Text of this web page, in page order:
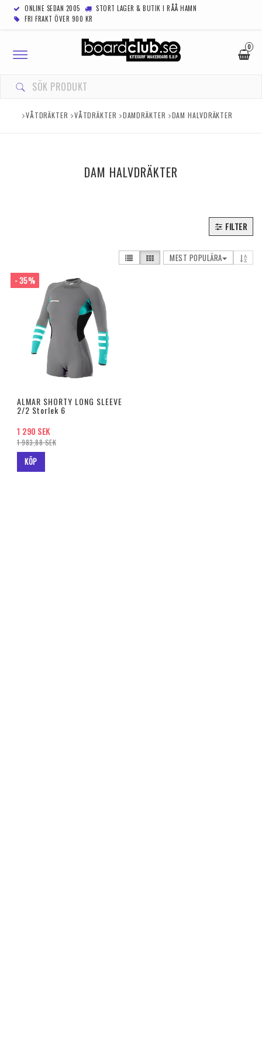
ONLINE SEDAN 2005
STORT LAGER & BUTIK I RÅÅ HAMN
FRI FRAKT ÖVER 900 KR
0
Toggle
navigation
VÅTDRÄKTER VÅTDRÄKTER DAMDRÄKTER DAM HALVDRÄKTER
DAM HALVDRÄKTER
FILTER
MEST POPULÄRA
- 35%
ALMAR SHORTY LONG SLEEVE
2/2 Storlek 6
1 983,88 SEK
1 290 SEK
KÖP